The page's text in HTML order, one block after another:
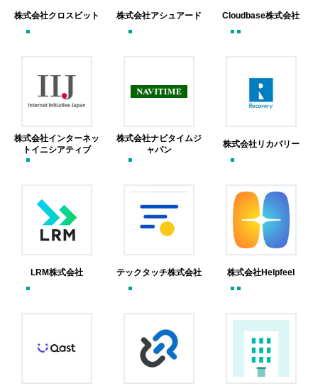
株式会社クロスビット 株式会社アシュアード Cloudbase株式会社
株式会社インターネッ
トイニシアティブ
株式会社ナビタイムジ
ャパン
株式会社リカバリー
LRM株式会社 テックタッチ株式会社 株式会社Helpfeel